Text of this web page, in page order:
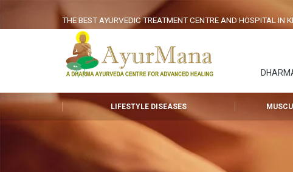
THE BEST AYURVEDIC TREATMENT CENTRE AND HOSPITAL IN
LIFESTYLE DISEASES